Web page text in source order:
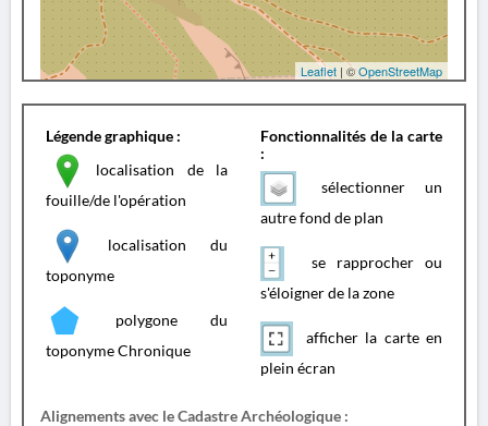
Leaflet | ©OpenStreetMap
Légende graphique :
localisation de la
fouille/de l'opération
localisation du
toponyme
polygone du
toponyme Chronique
Fonctionnalités de la carte
:
sélectionner un
autre fond de plan
se rapprocher ou
s'éloigner de la zone
afficher la carte en
plein écran
Alignements avec le Cadastre Archéologique :